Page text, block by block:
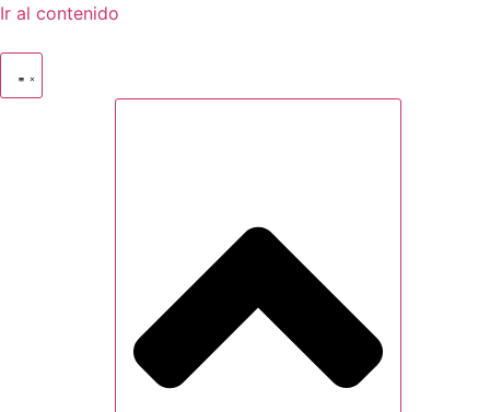
Ir al contenido